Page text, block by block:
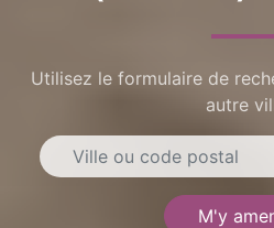
Utilisez le formulaire de
autre
M'y